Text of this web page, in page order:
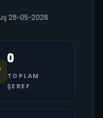
28-05-2026
0
TOPLAM
ŞEREF